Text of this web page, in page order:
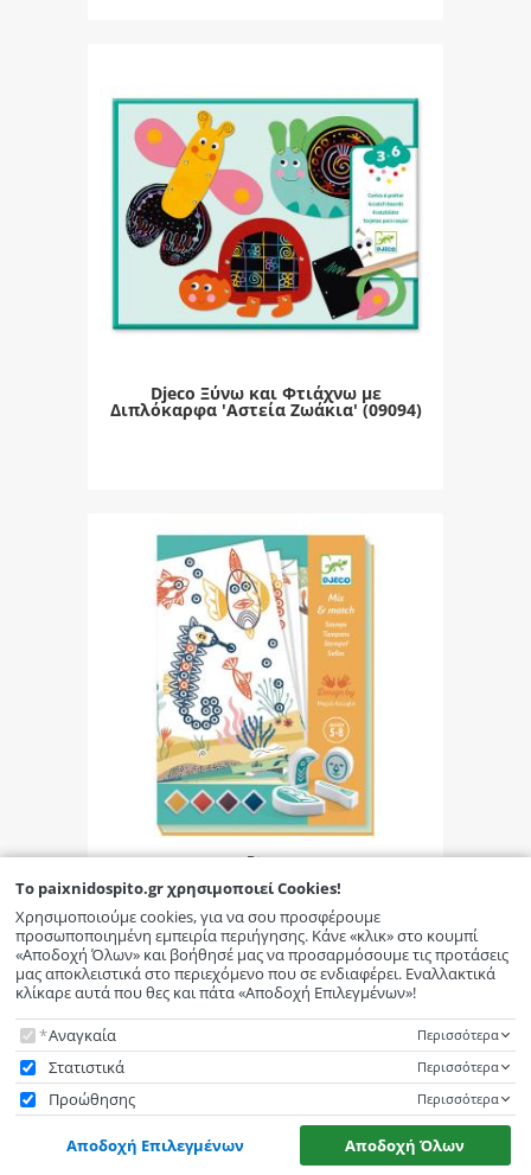
Djeco Ξύνω και Φτιάχνω με
Διπλόκαρφα 'Αστεία Ζωάκια' (09094)
Djeco
Djeco Δημιουργώ με Σφραγίδες
'Ζωάκια (08742)
χρησιμοποιεί Cookies!
To paixnidospito.grχρησιμοποιεί Cookies!
Χρησιμοποιούμε cookies, για να σου προσφέρουμε
προσωποποιημένη εμπειρία περιήγησης. Κάνε «κλικ» στο κουμπί
«Αποδοχή Όλων» και βοήθησέ μας να προσαρμόσουμε τις προτάσεις
μας αποκλειστικά στο περιεχόμενο που σε ενδιαφέρει. Εναλλακτικά
κλίκαρε αυτά που θες και πάτα «Αποδοχή Επιλεγμένων»!
Topaixnidospito.gr
Αναγκαία Περισσότερα
Στατιστικά Περισσότερα
Προώθησης Περισσότερα
Αποδοχή Επιλεγμένων Αποδοχή Όλων